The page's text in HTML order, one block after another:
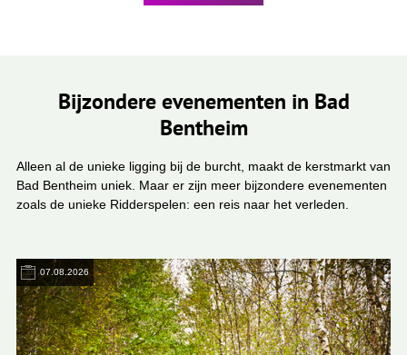
Bijzondere evenementen in Bad
Bentheim
Alleen al de unieke ligging bij de burcht, maakt de kerstmarkt van
Bad Bentheim uniek. Maar er zijn meer bijzondere evenementen
zoals de unieke Ridderspelen: een reis naar het verleden.
07.08.2026